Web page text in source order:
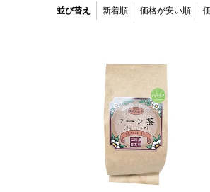
並び替え 新着順 価格が安い順